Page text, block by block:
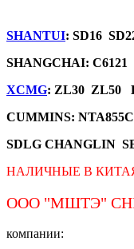
SHANTUI: SD16
SHANGCHAI: C6121
XCMG: ZL30 ZL50
CUMMINS:
SDLG CHANGLIN
НАЛИЧНЫЕ В
ООО "МШТЭ"
компании: